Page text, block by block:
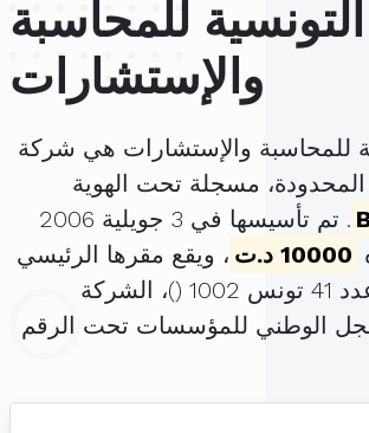
للمحاسبة
والإستشارات
للمحاسبة والإستشارات هي شركة
مسجلة تحت الهوية
. تم تأسيسها في 3 جويلية 2006
10000 د.ت
، ويقع مقرها الرئيسي
(
)، الشركة
الوطني للمؤسسات تحت الرقم